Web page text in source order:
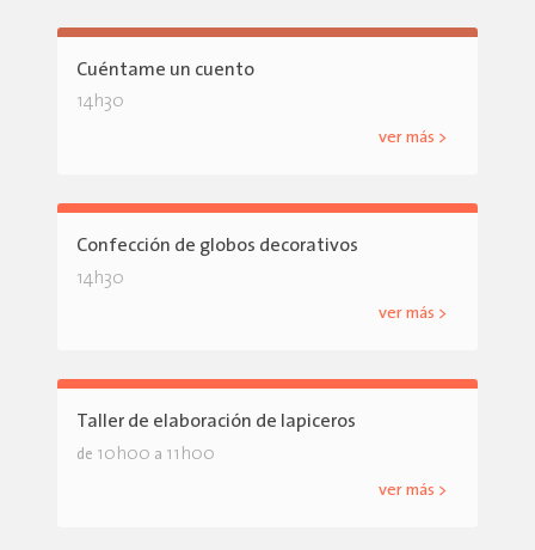
Cuéntame un cuento
14h30
ver más >
Confección de globos decorativos
14h30
ver más >
Taller de elaboración de lapiceros
de 10h00 a 11h00
ver más >